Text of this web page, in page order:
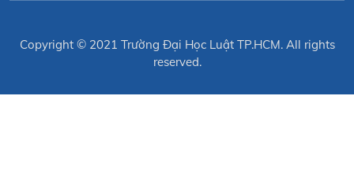
Copyright © 2021 Trường Đại Học Luật TP.HCM. All rights
reserved.